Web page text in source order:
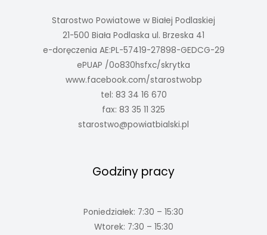
Starostwo Powiatowe w Białej Podlaskiej
21-500 Biała Podlaska ul. Brzeska 41
e-doręczenia AE:PL-57419-27898-GEDCG-29
ePUAP /0o830hsfxc/skrytka
www.facebook.com/starostwobp
tel: 83 34 16 670
fax: 83 35 11 325
starostwo@powiatbialski.pl
Godziny pracy
Poniedziałek: 7:30 – 15:30
Wtorek: 7:30 – 15:30